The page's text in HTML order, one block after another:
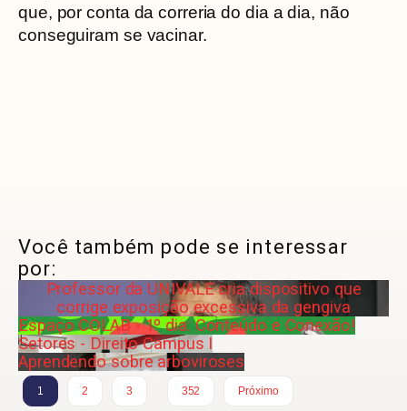
que, por conta da correria do dia a dia, não
conseguiram se vacinar.
Você também pode se interessar
por:
Professor da UNIVALE cria dispositivo que
corrige exposição excessiva da gengiva
Espaço COLAB - 1º dia: Conteúdo e Conexão!
Setores - Direito Campus I
Aprendendo sobre arboviroses
1 2 3
352
Próximo